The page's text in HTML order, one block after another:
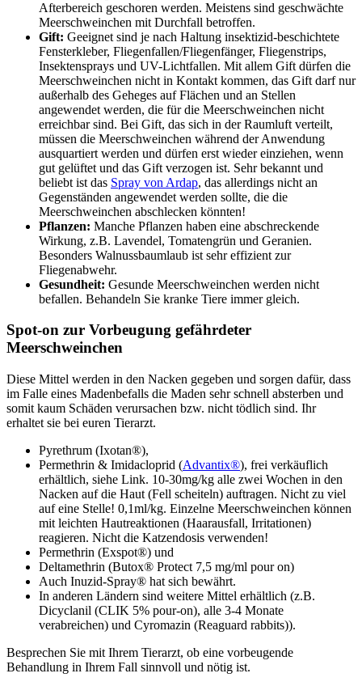
Afterbereich geschoren werden. Meistens sind geschwächte
Meerschweinchen mit Durchfall betroffen.
Gift: Geeignet sind je nach Haltung insektizid-beschichtete
Fensterkleber, Fliegenfallen/Fliegenfänger, Fliegenstrips,
Insektensprays und UV-Lichtfallen. Mit allem Gift dürfen die
Meerschweinchen nicht in Kontakt kommen, das Gift darf nur
außerhalb des Geheges auf Flächen und an Stellen
angewendet werden, die für die Meerschweinchen nicht
erreichbar sind. Bei Gift, das sich in der Raumluft verteilt,
müssen die Meerschweinchen während der Anwendung
ausquartiert werden und dürfen erst wieder einziehen, wenn
gut gelüftet und das Gift verzogen ist. Sehr bekannt und
beliebt ist das Spray von Ardap, das allerdings nicht an
Gegenständen angewendet werden sollte, die die
Meerschweinchen abschlecken könnten!
Pflanzen: Manche Pflanzen haben eine abschreckende
Wirkung, z.B. Lavendel, Tomatengrün und Geranien.
Besonders Walnussbaumlaub ist sehr effizient zur
Fliegenabwehr.
Gesundheit: Gesunde Meerschweinchen werden nicht
befallen. Behandeln Sie kranke Tiere immer gleich.
Spot-on zur Vorbeugung gefährdeter
Meerschweinchen
Diese Mittel werden in den Nacken gegeben und sorgen dafür, dass
im Falle eines Madenbefalls die Maden sehr schnell absterben und
somit kaum Schäden verursachen bzw. nicht tödlich sind. Ihr
erhaltet sie bei euren Tierarzt.
Pyrethrum (Ixotan®),
Permethrin & Imidacloprid (Advantix®), frei verkäuflich
erhältlich, siehe Link. 10-30mg/kg alle zwei Wochen in den
Nacken auf die Haut (Fell scheiteln) auftragen. Nicht zu viel
auf eine Stelle! 0,1ml/kg. Einzelne Meerschweinchen können
mit leichten Hautreaktionen (Haarausfall, Irritationen)
reagieren. Nicht die Katzendosis verwenden!
Permethrin (Exspot®) und
Deltamethrin (Butox® Protect 7,5 mg/ml pour on)
Auch Inuzid-Spray® hat sich bewährt.
In anderen Ländern sind weitere Mittel erhältlich (z.B.
Dicyclanil (CLIK 5% pour-on), alle 3-4 Monate
verabreichen) und Cyromazin (Reaguard rabbits)).
Besprechen Sie mit Ihrem Tierarzt, ob eine vorbeugende
Behandlung in Ihrem Fall sinnvoll und nötig ist.